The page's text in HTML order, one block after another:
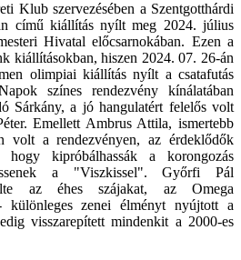
Klub szervezésében a Szentgotthárdi
című kiállítás nyílt meg 2024. július
Hivatal előcsarnokában. Ezen a
kiállításokban, hiszen 2024. 07. 26-án
olimpiai kiállítás nyílt a csatafutás
színes rendezvény kínálatában
Sárkány, a jó hangulatért felelős volt
Emellett Ambrus Attila, ismertebb
volt a rendezvényen, az érdeklődők
kipróbálhassák a korongozás
a "Viszkissel". Győrfi Pál
az éhes szájakat, az Omega
különleges zenei élményt nyújtott a
visszarepített mindenkit a 2000-es